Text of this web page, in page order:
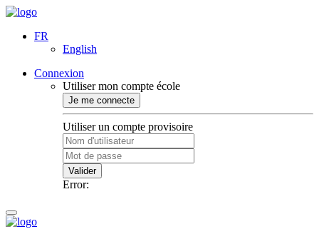
FR
English
Connexion
Utiliser mon compte école
Je me connecte
Utiliser un compte provisoire
Valider
Error: